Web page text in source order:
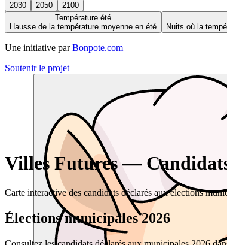
2030 2050
2100
Température été
Hausse de la température moyenne en été
Nuits où la
Une initiative par Bonpote.com
Soutenir le projet
Villes Futures —
Carte interactive des candidats déclarés aux élections
Élections municipales 2026